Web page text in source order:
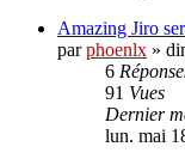
Amazing Jiro
parphoenlx »
6
91 Vues
Dernier
lun. mai